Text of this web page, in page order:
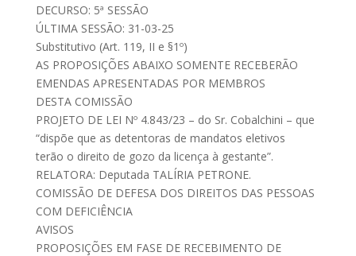
DECURSO: 5ª SESSÃO
ÚLTIMA SESSÃO: 31-03-25
Substitutivo (Art. 119, II e §1º)
AS PROPOSIÇÕES ABAIXO SOMENTE RECEBERÃO
EMENDAS APRESENTADAS POR MEMBROS
DESTA COMISSÃO
PROJETO DE LEI Nº 4.843/23 – do Sr. Cobalchini – que
“dispõe que as detentoras de mandatos eletivos
terão o direito de gozo da licença à gestante”.
RELATORA: Deputada TALÍRIA PETRONE.
COMISSÃO DE DEFESA DOS DIREITOS DAS PESSOAS
COM DEFICIÊNCIA
AVISOS
PROPOSIÇÕES EM FASE DE RECEBIMENTO DE